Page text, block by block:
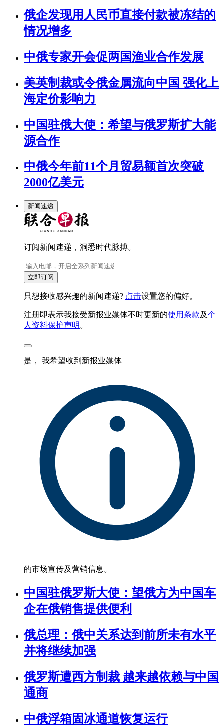
俄企发现用人民币直接付款被冻结的
情况增多
中俄专家开会促两国渔业合作发展
美英制裁或令俄金属流向中国 强化上
海定价影响力
中国驻俄大使：希望与俄罗斯扩大能
源合作
中俄今年前11个月贸易额首次突破
2000亿美元
新闻速递
订阅新闻速递，洞悉时代脉搏。
立即订阅
只想接收感兴趣的新闻速递? 点击设置您的偏好。
注册即表示我接受新报业媒体不时更新的使用条款及个
人资料保护声明 。
是， 我希望收到新报业媒体
的市场宣传及营销信息。
中国驻俄罗斯大使：望俄方为中国车
企在俄销售提供便利
俄总理：俄中关系达到前所未有水平
并将继续加强
俄罗斯遭西方制裁 越来越依赖与中国
通商
中俄浮箱固冰通道恢复运行